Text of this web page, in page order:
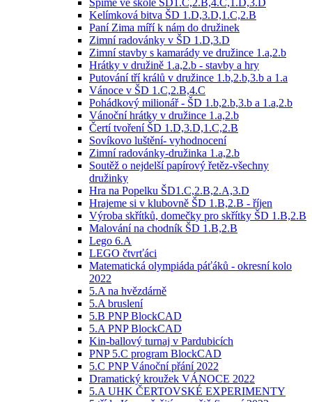
Spíme ve škole ŠD1.C,2.B,4.C,1.D,3.D
Kelímková bitva ŠD 1.D,3.D,1.C,2.B
Paní Zima míří k nám do družinek
Zimní radovánky v ŠD 1.D,3.D
Zimní stavby s kamarády ve družince 1.a,2.b
Hrátky v družině 1.a,2.b - stavby a hry
Putování tří králů v družince 1.b,2.b,3.b a 1.a
Vánoce v ŠD 1.C,2.B,4.C
Pohádkový milionář - ŠD 1.b,2.b,3.b a 1.a,2.b
Vánoční hrátky v družince 1.a,2.b
Čertí tvoření ŠD 1.D,3.D,1.C,2.B
Sovíkovo luštění- vyhodnocení
Zimní radovánky-družinka 1.a,2.b
Soutěž o nejdelší papírový řetěz-všechny
družinky
Hra na Popelku ŠD1.C,2.B,2.A,3.D
Hrajeme si v klubovně ŠD 1.B,2.B - říjen
Výroba skřítků, domečky pro skřítky ŠD 1.B,2.B
Malování na chodník ŠD 1.B,2.B
Lego 6.A
LEGO čtvrťáci
Matematická olympiáda páťáků - okresní kolo
2022
5.A na hvězdárně
5.A bruslení
5.B PNP BlockCAD
5.A PNP BlockCAD
Kin-ballový turnaj v Pardubicích
PNP 5.C program BlockCAD
5.C PNP Vánoční přání 2022
Dramatický kroužek VÁNOCE 2022
5.A UHK ČERTOVSKÉ EXPERIMENTY